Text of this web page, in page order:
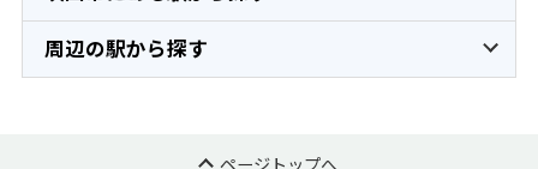
周辺の駅から探す
ページトップへ